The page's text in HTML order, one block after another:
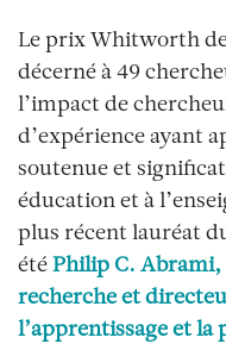
Le prix Whitworth de
décerné à 49
l’impact de
d’expérience ayant
soutenue et
éducation et à
plus récent lauréat
été Philip C. Abrami,
recherche et
l’apprentissage et la